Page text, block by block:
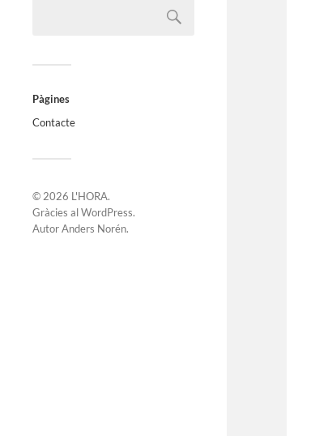
Pàgines
Contacte
© 2026 L'HORA.
Gràcies alWordPress.
AutorAnders Norén.